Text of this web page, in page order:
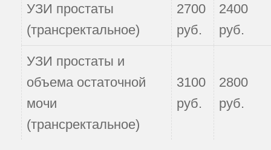
УЗИ простаты
(трансректальное)
2700
руб.
2400
руб.
УЗИ простаты и
объема остаточной
мочи
(трансректальное)
3100
руб.
2800
руб.